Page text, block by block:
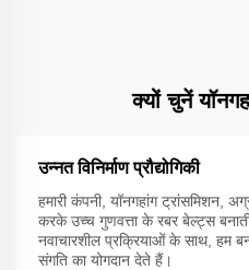
क्यों चुनें
उन्नत विनिर्माण प्रौद्योगिकी
हमारी कंपनी, यॉनगहांग ट्रांसमिशन,
करके उच्च गुणवत्ता के रबर बेल्ट्स
नवाचारशील प्रक्रियाओं के साथ, हम
संगति का योगदान देते हैं।